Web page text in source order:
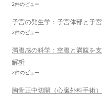
2件のビュー
子宮の発生学：子宮体部と子
2件のビュー
満腹感の科学：空腹と満腹を
解析
2件のビュー
胸骨正中切開（心臓外科手術